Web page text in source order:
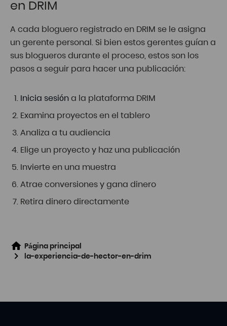
en DRIM
A cada bloguero registrado en DRIM se le asigna
un gerente personal. Si bien estos gerentes guían a
sus blogueros durante el proceso, estos son los
pasos a seguir para hacer una publicación:
Inicia sesióna la plataforma DRIM
Examina proyectos en el tablero
Analiza a tu audiencia
Elige un proyecto y haz una publicación
Invierte en una muestra
Atrae conversiones y gana dinero
Retira dinero directamente
Página principal
la-experiencia-de-hector-en-drim